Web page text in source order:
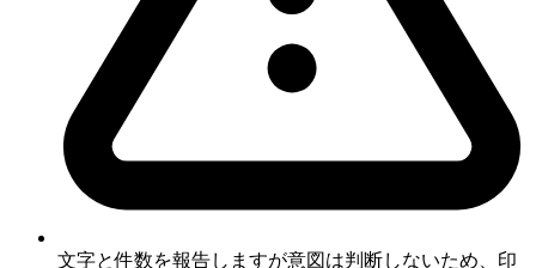
文字と件数を報告しますが意図は判断しないため、印